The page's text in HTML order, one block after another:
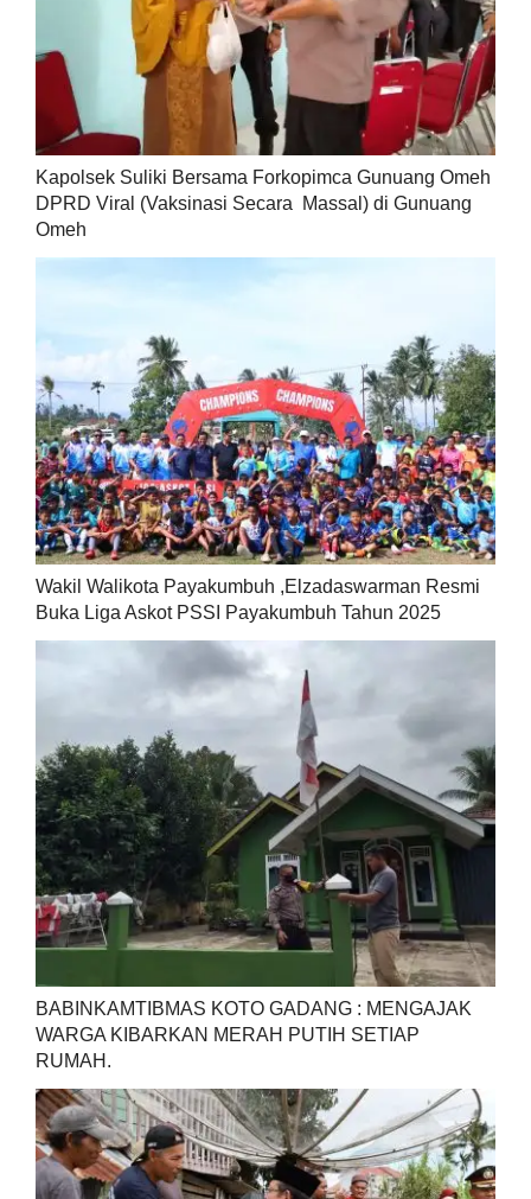
Kapolsek Suliki Bersama Forkopimca Gunuang Omeh
DPRD Viral (Vaksinasi Secara Massal) di Gunuang
Omeh
Wakil Walikota Payakumbuh ,Elzadaswarman Resmi
Buka Liga Askot PSSI Payakumbuh Tahun 2025
BABINKAMTIBMAS KOTO GADANG : MENGAJAK
WARGA KIBARKAN MERAH PUTIH SETIAP
RUMAH.